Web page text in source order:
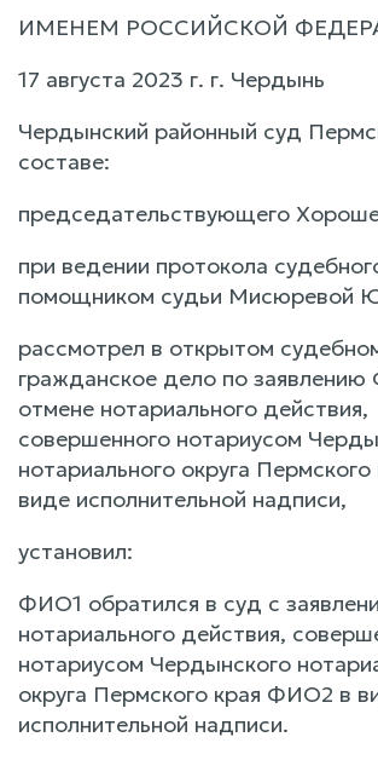
ИМЕНЕМ РОССИЙСКОЙ
17 августа 2023 г. г. Чердынь
Чердынский районный суд
составе:
председательствующего
при ведении протокола
помощником судьи Мисюревой
рассмотрел в открытом
гражданское дело по
отмене нотариального действия,
совершенного нотариусом
нотариального округа
виде исполнительной надписи,
установил:
ФИО1 обратился в суд с
нотариального действия,
нотариусом Чердынского
округа Пермского края ФИО2 в
исполнительной надписи.